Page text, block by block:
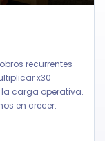
recurrentes
x30
carga operativa.
en crecer.